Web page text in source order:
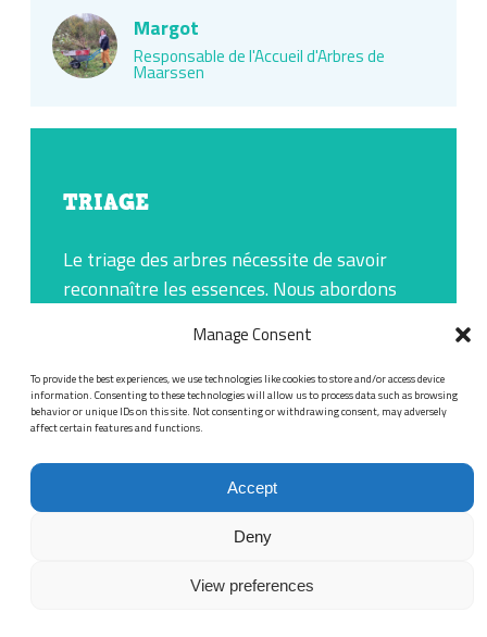
Manage Consent
To provide the best experiences, we use technologies like cookies to store and/or access device
information. Consenting to these technologies will allow us to process data such as browsing
behavior or unique IDs on this site. Not consenting or withdrawing consent, may adversely
affect certain features and functions.
Accept
Deny
View preferences
Margot
Responsable de l'Accueil d'Arbres de
Maarssen
TRIAGE
Le triage des arbres nécessite de savoir
reconnaître les essences. Nous abordons
journées de formation destinées aux
Accueils d’Arbres et aux responsables de
récolte. Nous avons également mis au point
un tableau des bourgeons
PRATIQUE